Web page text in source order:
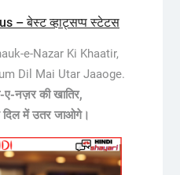
– बेस्ट व्हाट्सप्प स्टेटस
e-Nazar Ki Khaatir,
Dil Mai Utar Jaaoge.
नज़र की खातिर,
दिल में उतर जाओगे।